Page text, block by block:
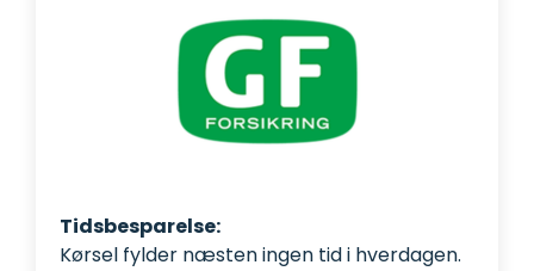
Tidsbesparelse:
Kørsel fylder næsten ingen tid i hverdagen.